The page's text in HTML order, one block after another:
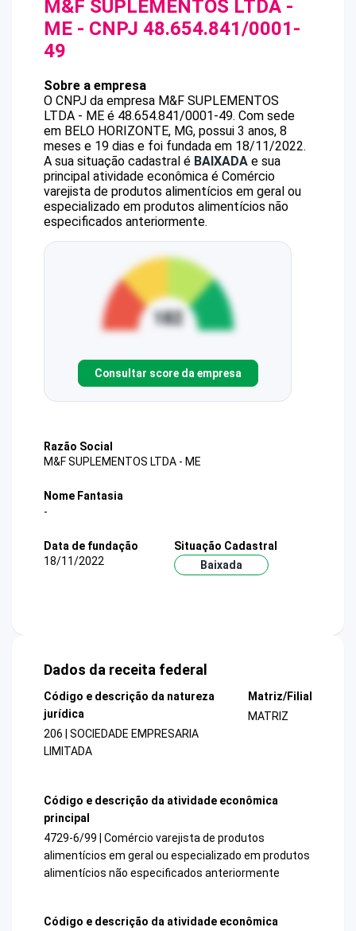
M&F SUPLEMENTOS LTDA -
ME - CNPJ 48.654.841/0001-
49
Sobre a empresa
O CNPJ da empresa M&F SUPLEMENTOS
LTDA - ME é 48.654.841/0001-49. Com sede
em BELO HORIZONTE, MG, possui 3 anos, 8
meses e 19 dias e foi fundada em 18/11/2022.
A sua situação cadastral é BAIXADA e sua
principal atividade econômica é Comércio
varejista de produtos alimentícios em geral ou
especializado em produtos alimentícios não
especificados anteriormente.
Consultar score da empresa
Razão Social
M&F SUPLEMENTOS LTDA - ME
Nome Fantasia
-
Data de fundação
18/11/2022
Situação Cadastral
Baixada
Dados da receita federal
Código e descrição da natureza
jurídica
206 | SOCIEDADE EMPRESARIA
LIMITADA
Matriz/Filial
MATRIZ
Código e descrição da atividade econômica
principal
4729-6/99 | Comércio varejista de produtos
alimentícios em geral ou especializado em produtos
alimentícios não especificados anteriormente
Código e descrição da atividade econômica